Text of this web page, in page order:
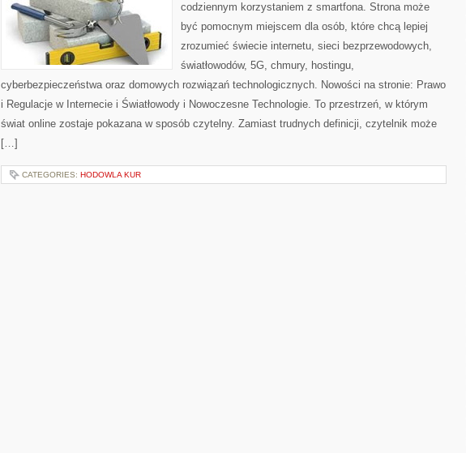
codziennym korzystaniem z smartfona. Strona może
być pomocnym miejscem dla osób, które chcą lepiej
zrozumieć świecie internetu, sieci bezprzewodowych,
światłowodów, 5G, chmury, hostingu,
cyberbezpieczeństwa oraz domowych rozwiązań technologicznych. Nowości na stronie: Prawo
i Regulacje w Internecie i Światłowody i Nowoczesne Technologie. To przestrzeń, w którym
świat online zostaje pokazana w sposób czytelny. Zamiast trudnych definicji, czytelnik może
[…]
CATEGORIES: HODOWLA KUR